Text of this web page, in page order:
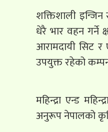
शक्तिशाली इन्जिन
धेरै भार वहन गर्ने
आरामदायी सिट र
उपयुक्त रहेको
महिन्द्रा एन्ड
अनुरूप नेपालको